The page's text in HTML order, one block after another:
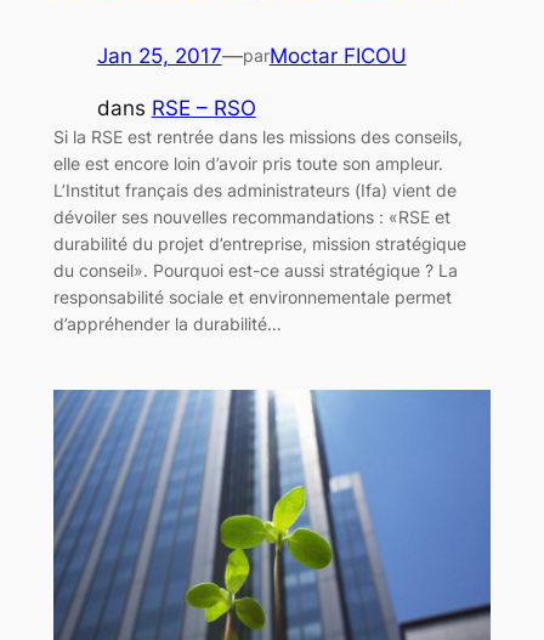
Jan 25, 2017—parMoctar FICOU
dans RSE – RSO
Si la RSE est rentrée dans les missions des conseils,
elle est encore loin d’avoir pris toute son ampleur.
L’Institut français des administrateurs (Ifa) vient de
dévoiler ses nouvelles recommandations : «RSE et
durabilité du projet d’entreprise, mission stratégique
du conseil». Pourquoi est-ce aussi stratégique ? La
responsabilité sociale et environnementale permet
d’appréhender la durabilité…